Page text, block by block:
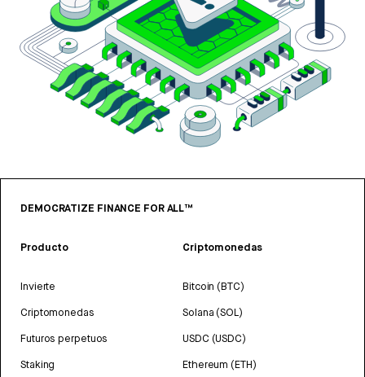
DEMOCRATIZE FINANCE FOR ALL™
Producto
Invierte
Criptomonedas
Futuros perpetuos
Staking
Criptomonedas
Bitcoin (BTC)
Solana (SOL)
USDC (USDC)
Ethereum (ETH)